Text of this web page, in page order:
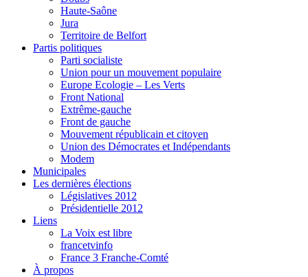
Haute-Saône
Jura
Territoire de Belfort
Partis politiques
Parti socialiste
Union pour un mouvement populaire
Europe Ecologie – Les Verts
Front National
Extrême-gauche
Front de gauche
Mouvement républicain et citoyen
Union des Démocrates et Indépendants
Modem
Municipales
Les dernières élections
Législatives 2012
Présidentielle 2012
Liens
La Voix est libre
francetvinfo
France 3 Franche-Comté
À propos